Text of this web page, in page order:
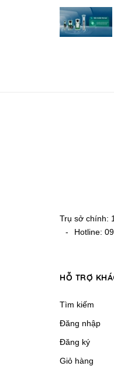
Trụ sở chính:
-
Hotline:
HỖ TRỢ
Tìm kiếm
Đăng nhập
Đăng ký
Giỏ hàng